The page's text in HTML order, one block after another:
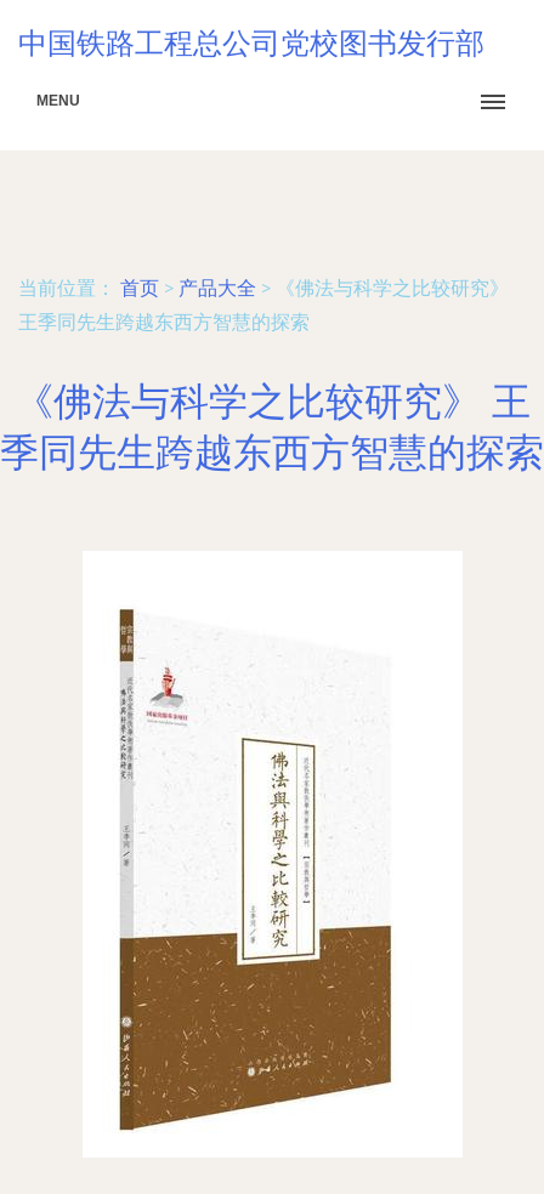
中国铁路工程总公司党校图书发行部
MENU
当前位置： 首页 > 产品大全 >
《佛法与科学之比较研究》
王季同先生跨越东西方智慧的探索
《佛法与科学之比较研究》 王
季同先生跨越东西方智慧的探索